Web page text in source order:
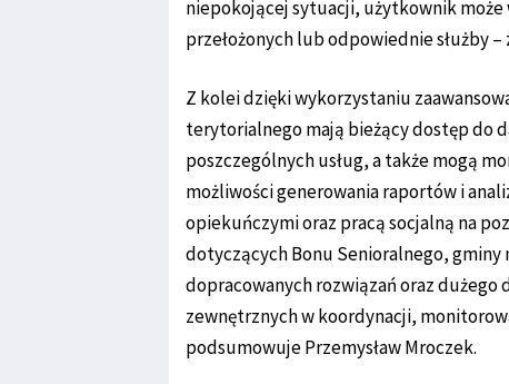
niepokojącej sytuacji, użytkownik może
przełożonych lub odpowiednie służby
Z kolei dzięki wykorzystaniu
terytorialnego mają bieżący dostęp do
poszczególnych usług, a także mogą
możliwości generowania raportów i
opiekuńczymi oraz pracą socjalną na
dotyczących Bonu Senioralnego, gminy
dopracowanych rozwiązań oraz
zewnętrznych w koordynacji,
podsumowuje Przemysław Mroczek.